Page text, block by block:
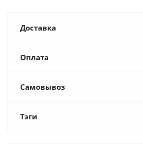
Доставка
Оплата
Самовывоз
Тэги